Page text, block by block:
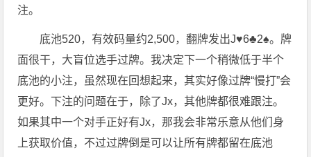
注。
底池520，有效码量约2,500，翻牌发出J♥6♣2♠。牌
面很干，大盲位选手过牌。我决定下一个稍微低于半个
底池的小注，虽然现在回想起来，其实好像过牌“慢打”会
更好。下注的问题在于，除了Jx，其他牌都很难跟注。
如果其中一个对手正好有Jx，那我会非常乐意从他们身
上获取价值，不过过牌倒是可以让所有牌都留在底池